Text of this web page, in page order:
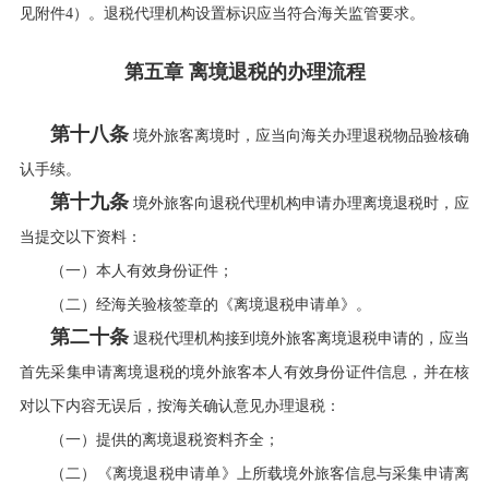
见附件4）。退税代理机构设置标识应当符合海关监管要求。
第五章 离境退税的办理流程
第十八条境外旅客离境时，应当向海关办理退税物品验核确
认手续。
第十九条境外旅客向退税代理机构申请办理离境退税时，应
当提交以下资料：
（一）本人有效身份证件；
（二）经海关验核签章的《离境退税申请单》。
第二十条退税代理机构接到境外旅客离境退税申请的，应当
首先采集申请离境退税的境外旅客本人有效身份证件信息，并在核
对以下内容无误后，按海关确认意见办理退税：
（一）提供的离境退税资料齐全；
（二）《离境退税申请单》上所载境外旅客信息与采集申请离